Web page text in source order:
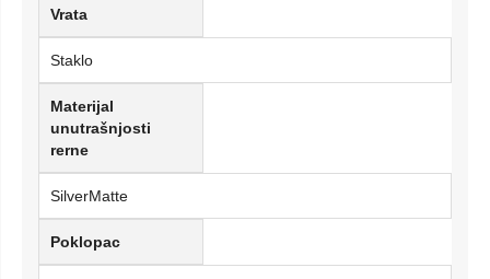
Vrata
Staklo
Materijal
unutrašnjosti
rerne
SilverMatte
Poklopac